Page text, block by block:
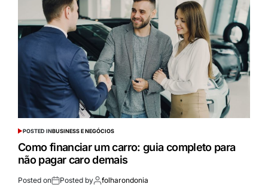
POSTED INBUSINESS E NEGÓCIOS
Como financiar um carro: guia completo para
não pagar caro demais
Posted on Posted by folharondonia